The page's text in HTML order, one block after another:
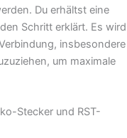
Du erhältst eine
Schritt erklärt. Es wird
insbesondere
um maximale
Stecker und RST-